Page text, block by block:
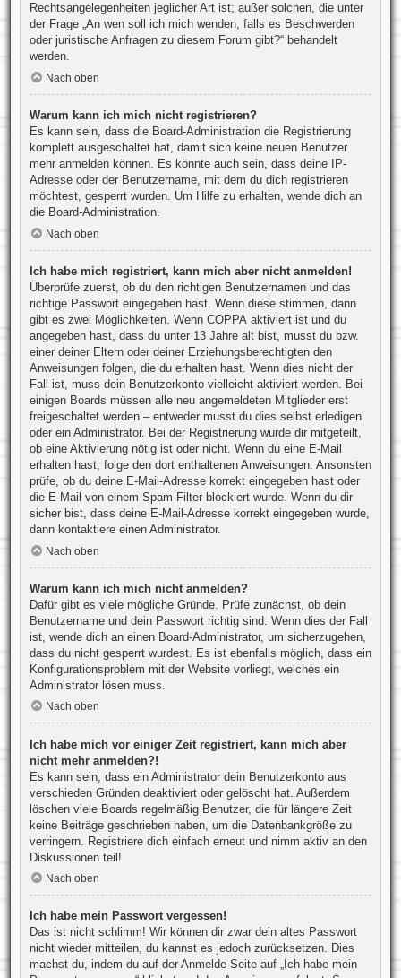
Rechtsangelegenheiten jeglicher Art ist; außer solchen, die unter
der Frage „An wen soll ich mich wenden, falls es Beschwerden
oder juristische Anfragen zu diesem Forum gibt?“ behandelt
werden.
Nach oben
Warum kann ich mich nicht registrieren?
Es kann sein, dass die Board-Administration die Registrierung
komplett ausgeschaltet hat, damit sich keine neuen Benutzer
mehr anmelden können. Es könnte auch sein, dass deine IP-
Adresse oder der Benutzername, mit dem du dich registrieren
möchtest, gesperrt wurden. Um Hilfe zu erhalten, wende dich an
die Board-Administration.
Nach oben
Ich habe mich registriert, kann mich aber nicht anmelden!
Überprüfe zuerst, ob du den richtigen Benutzernamen und das
richtige Passwort eingegeben hast. Wenn diese stimmen, dann
gibt es zwei Möglichkeiten. Wenn COPPAaktiviert ist und du
angegeben hast, dass du unter 13 Jahre alt bist, musst du bzw.
einer deiner Eltern oder deiner Erziehungsberechtigten den
Anweisungen folgen, die du erhalten hast. Wenn dies nicht der
Fall ist, muss dein Benutzerkonto vielleicht aktiviert werden. Bei
einigen Boards müssen alle neu angemeldeten Mitglieder erst
freigeschaltet werden – entweder musst du dies selbst erledigen
oder ein Administrator. Bei der Registrierung wurde dir mitgeteilt,
ob eine Aktivierung nötig ist oder nicht. Wenn du eine E-Mail
erhalten hast, folge den dort enthaltenen Anweisungen. Ansonsten
prüfe, ob du deine E-Mail-Adresse korrekt eingegeben hast oder
die E-Mail von einem Spam-Filter blockiert wurde. Wenn du dir
sicher bist, dass deine E-Mail-Adresse korrekt eingegeben wurde,
dann kontaktiere einen Administrator.
Nach oben
Warum kann ich mich nicht anmelden?
Dafür gibt es viele mögliche Gründe. Prüfe zunächst, ob dein
Benutzername und dein Passwort richtig sind. Wenn dies der Fall
ist, wende dich an einen Board-Administrator, um sicherzugehen,
dass du nicht gesperrt wurdest. Es ist ebenfalls möglich, dass ein
Konfigurationsproblem mit der Website vorliegt, welches ein
Administrator lösen muss.
Nach oben
Ich habe mich vor einiger Zeit registriert, kann mich aber
nicht mehr anmelden?!
Es kann sein, dass ein Administrator dein Benutzerkonto aus
verschieden Gründen deaktiviert oder gelöscht hat. Außerdem
löschen viele Boards regelmäßig Benutzer, die für längere Zeit
keine Beiträge geschrieben haben, um die Datenbankgröße zu
verringern. Registriere dich einfach erneut und nimm aktiv an den
Diskussionen teil!
Nach oben
Ich habe mein Passwort vergessen!
Das ist nicht schlimm! Wir können dir zwar dein altes Passwort
nicht wieder mitteilen, du kannst es jedoch zurücksetzen. Dies
machst du, indem du auf der Anmelde-Seite auf „Ich habe mein